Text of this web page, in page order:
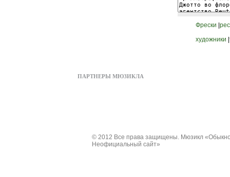
Фрески
художники
ПАРТНЕРЫ МЮЗИКЛА
© 2012 Все права защищены. Мюзикл
Неофициальный сайт»